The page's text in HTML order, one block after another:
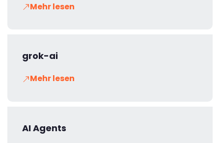
Mehr lesen
grok-ai
Mehr lesen
AI Agents